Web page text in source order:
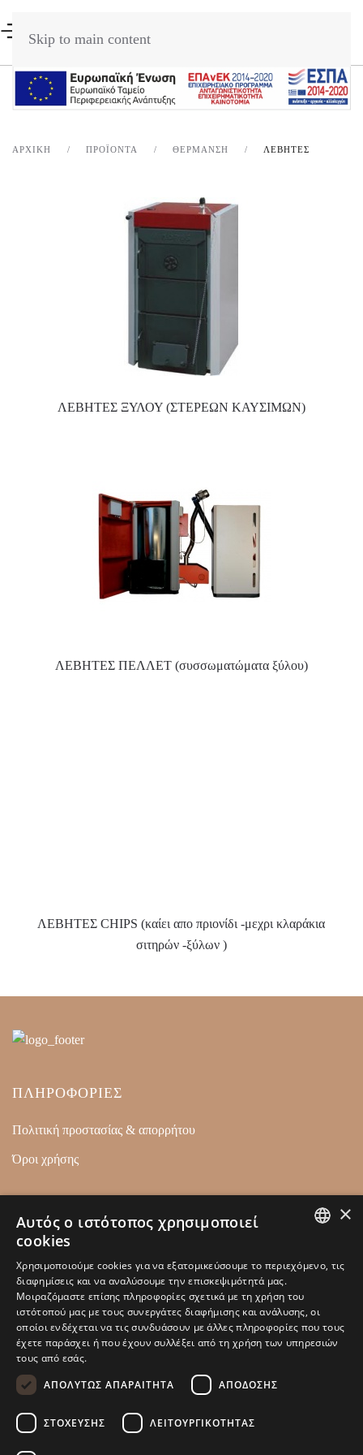
Skip to main content
ΑΡΧΙΚΉ ΠΡΟΪΌΝΤΑ ΘΈΡΜΑΝΣΗ ΛΕΒΗΤΕΣ
ΛΕΒΗΤΕΣ ΞΥΛΟΥ (ΣΤΕΡΕΩΝ ΚΑΥΣΙΜΩΝ)
ΛΕΒΗΤΕΣ ΠΕΛΛΕΤ (συσσωματώματα ξύλου)
ΛΕΒΗΤΕΣ CHIPS (καίει απο πριονίδι -μεχρι κλαράκια
σιτηρών -ξύλων )
ΠΛΗΡΟΦΟΡΙΕΣ
Πολιτική προστασίας & απορρήτου
Όροι χρήσης
ΕΠΙΚΟΙΝΩΝΙΑ
Ρετσίνα 32 18540, Πειραιάς
+30 210 4128446
info@kamarianakis.gr
SOCIAL MEDIA
×
Αυτός ο ιστότοπος χρησιμοποιεί
cookies
Χρησιμοποιούμε cookies για να εξατομικεύσουμε το περιεχόμενο, τις
διαφημίσεις και να αναλύσουμε την επισκεψιμότητά μας.
Μοιραζόμαστε επίσης πληροφορίες σχετικά με τη χρήση του
ιστότοπού μας με τους συνεργάτες διαφήμισης και ανάλυσης, οι
οποίοι ενδέχεται να τις συνδυάσουν με άλλες πληροφορίες που τους
έχετε παράσχει ή που έχουν συλλέξει από τη χρήση των υπηρεσιών
τους από εσάς.
ΑΠΟΛΎΤΩΣ ΑΠΑΡΑΊΤΗΤΑ
ΑΠΌΔΟΣΗΣ
ΣΤΌΧΕΥΣΗΣ ΛΕΙΤΟΥΡΓΙΚΌΤΗΤΑΣ